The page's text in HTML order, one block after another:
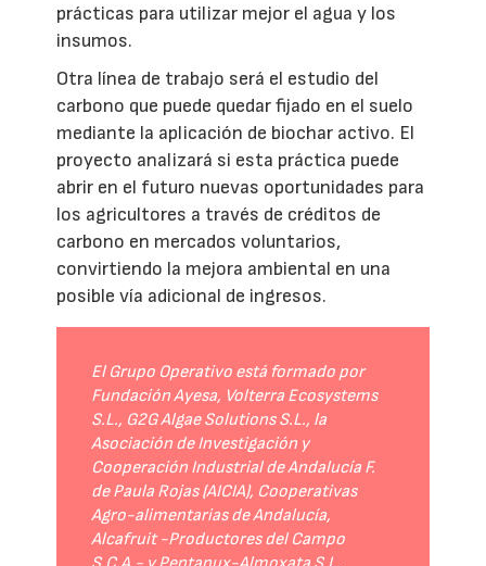
prácticas para utilizar mejor el agua y los
insumos.
Otra línea de trabajo será el estudio del
carbono que puede quedar fijado en el suelo
mediante la aplicación de biochar activo. El
proyecto analizará si esta práctica puede
abrir en el futuro nuevas oportunidades para
los agricultores a través de créditos de
carbono en mercados voluntarios,
convirtiendo la mejora ambiental en una
posible vía adicional de ingresos.
El Grupo Operativo está formado por
Fundación Ayesa, Volterra Ecosystems
S.L., G2G Algae Solutions S.L., la
Asociación de Investigación y
Cooperación Industrial de Andalucía F.
de Paula Rojas (AICIA), Cooperativas
Agro-alimentarias de Andalucía,
Alcafruit -Productores del Campo